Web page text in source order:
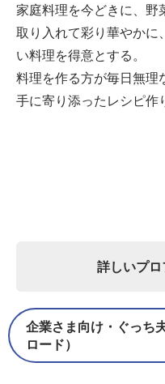
家庭料理を今どきに、野
取り入れて彩り華やかに
い料理を得意とする。
料理を作る方が毎日無理
手に寄り添ったレシピ作
詳しいプ
企業さま向け・ぐっち
ロード）